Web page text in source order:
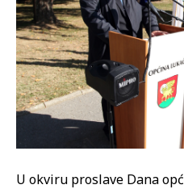
U okviru proslave Dana